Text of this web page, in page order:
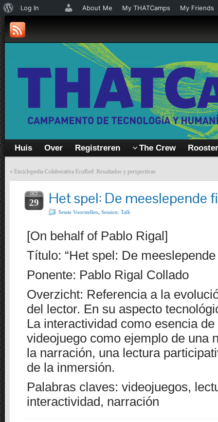
Huis Over Registreren The Crew Rooster
« Enciclopedia Colaborativa EcuRed: Resultados y perspectivas
OCT
29 Het spel: De meeslepende
Sessie Voorstellen Session: Talk
[On behalf of Pablo Rigal]
Título: “Het spel: De meeslepende
Ponente: Pablo Rigal Collado
Overzicht: Referencia a la
del lector. En su aspecto
La interactividad como esencia
videojuego como ejemplo de una
la narración, una lectura
de la inmersión.
Palabras claves: videojuegos,
interactividad, narración
About
WordPress
Log In About Me My THATCamps My Friends